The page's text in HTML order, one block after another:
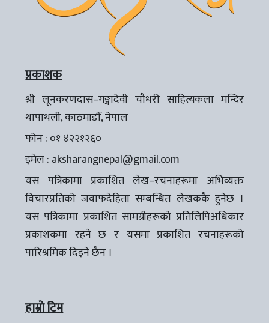
प्रकाशक
श्री लूनकरणदास–गङ्गादेवी चौधरी साहित्यकला मन्दिर
थापाथली, काठमाडौँ, नेपाल
फोन : ०१ ४२२१२६०
इमेल : aksharangnepal@gmail.com
यस पत्रिकामा प्रकाशित लेख–रचनाहरूमा अभिव्यक्त
विचारप्रतिको जवाफदेहिता सम्बन्धित लेखककै हुनेछ ।
यस पत्रिकामा प्रकाशित सामग्रीहरूको प्रतिलिपिअधिकार
प्रकाशकमा रहने छ र यसमा प्रकाशित रचनाहरूको
पारिश्रमिक दिइने छैन ।
हाम्रो टिम